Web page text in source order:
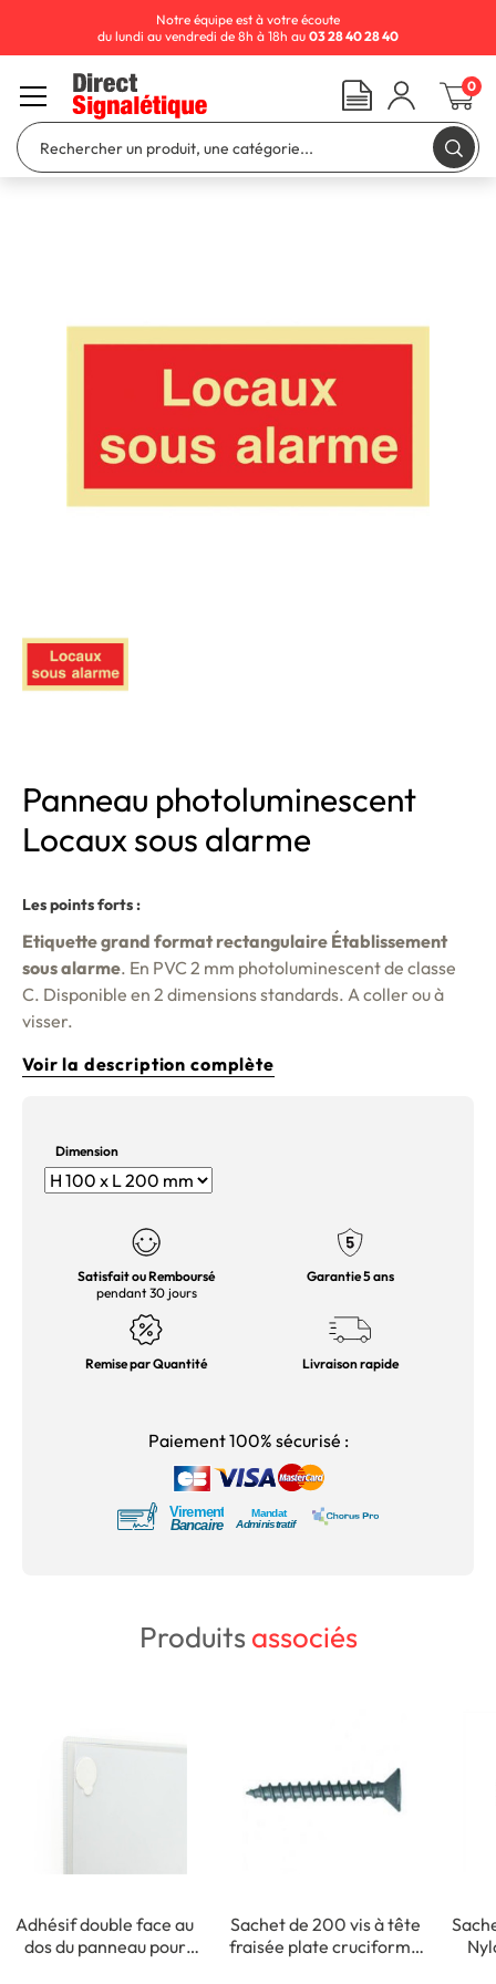
Panneau photoluminescent
Locaux sous alarme
Les points forts :
Etiquette grand format rectangulaire Établissement
sous alarme. En PVC 2 mm photoluminescent de classe
C. Disponible en 2 dimensions standards. A coller ou à
visser.
Voir la description complète
Dimension
Satisfait ou Remboursé
pendant 30 jours
Garantie 5 ans
Remise par Quantité Livraison rapide
Paiement 100% sécurisé :
Produitsassociés
Adhésif double face au
dos du panneau pour
Sachet de 200 vis à tête
fraisée plate cruciforme
Notre équipe est à votre écoute
du lundi au vendredi de 8h à 18h au 03 28 40 28 40
0